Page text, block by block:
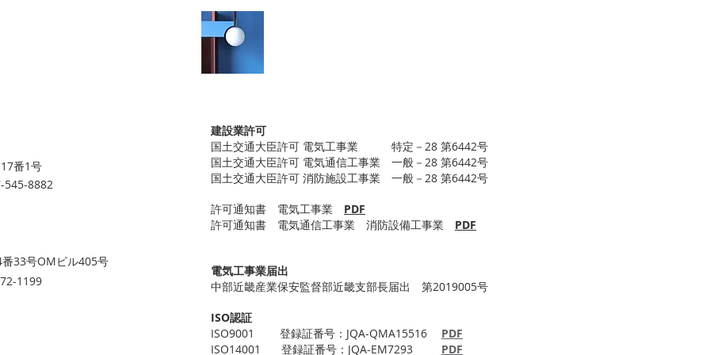
番1号
8882
33号OMビル405号
1199
建設業許可
国土交通大臣許可 電気工事業 特定－28 第6442号
国土交通大臣許可 電気通信工事業 一般－28 第6442号
国土交通大臣許可 消防施設工事業 一般－28 第6442号
許可通知書 電気工事業 PDF
許可通知書 電気通信工事業 消防設備工事業 PDF
電気工事業届出
中部近畿産業保安監督部近畿支部長届出 第2019005号
ISO認証
ISO9001 登録証番号：JQA-QMA15516 PDF
ISO14001 登録証番号：JQA-EM7293 PDF